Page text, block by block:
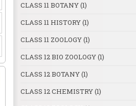
CLASS 11 BOTANY(1)
CLASS 11 HISTORY(1)
CLASS 11 ZOOLOGY(1)
CLASS 12 BIO ZOOLOGY(1)
CLASS 12 BOTANY(1)
CLASS 12 CHEMISTRY(1)